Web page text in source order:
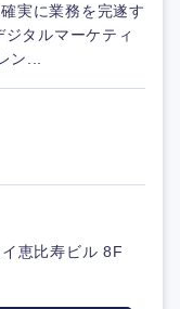
実に業務を完遂す
タルマーケティ
ン...
恵比寿ビル 8F